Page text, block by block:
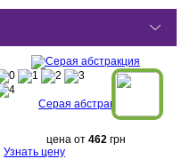
Серая абстракция
цена от 462грн
Узнать цену